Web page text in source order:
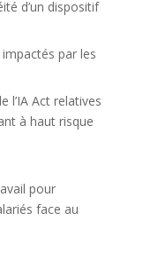
d’un dispositif
impactés par les
l’IA Act relatives
à haut risque
pour
face au